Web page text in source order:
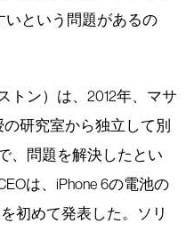
いという問題があるの
トン）は、2012年、マサ
の研究室から独立して別
、問題を解決したとい
は、iPhone 6の電池の
初めて発表した。ソリ